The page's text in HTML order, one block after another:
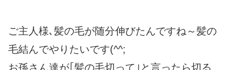
ご主人様､髪の毛が随分伸びたんですね～髪の
毛結んでやりたいです(^^;
お孫さん達が｢髪の毛切って｣と言ったら切る